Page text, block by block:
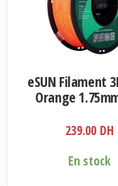
eSUN Filament
Orange
239.00 DH
En stock